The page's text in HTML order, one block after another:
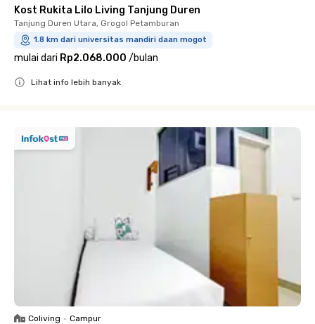
Kost Rukita Lilo Living Tanjung Duren
Tanjung Duren Utara, Grogol Petamburan
1.8 km dari universitas mandiri daan mogot
mulai dari Rp2.068.000 /bulan
Lihat info lebih banyak
Coliving • Campur